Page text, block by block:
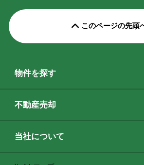
このページの先頭
物件を探す
不動産売却
当社について